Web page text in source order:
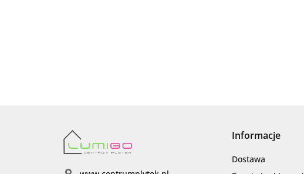
Informacje
Dostawa